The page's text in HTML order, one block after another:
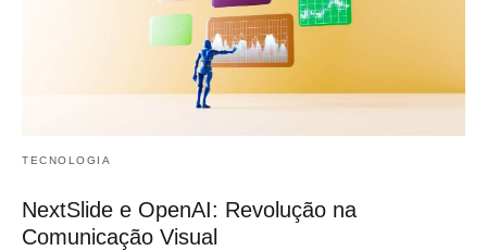
TECNOLOGIA
NextSlide e OpenAI: Revolução na
Comunicação Visual